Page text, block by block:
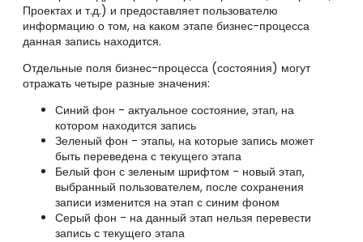
Проектах и т.д.) и предоставляет пользователю
информацию о том, на каком этапе бизнес-процесса
данная запись находится.
Отдельные поля бизнес-процесса (состояния) могут
отражать четыре разные значения:
Синий фон - актуальное состояние, этап, на
котором находится запись
Зеленый фон - этапы, на которые запись может
быть переведена с текущего этапа
Белый фон с зеленым шрифтом - новый этап,
выбранный пользователем, после сохранения
записи изменится на этап с синим фоном
Серый фон - на данный этап нельзя перевести
запись с текущего этапа